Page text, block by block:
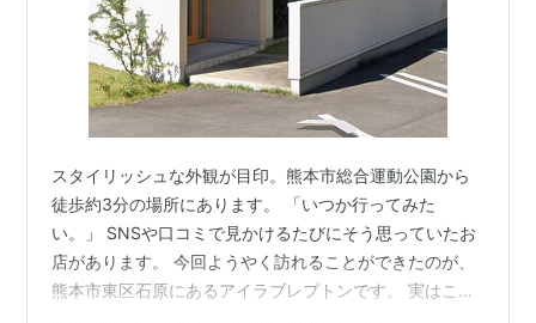
スタイリッシュな外観が目印。熊本市総合運動公園から
徒歩約3分の場所にあります。 「いつか行ってみた
い。」 SNSや口コミで見かけるたびにそう思っていたお
店があります。 今回ようやく訪れることができたのが、
熊本市東区石原にあるアイラブレプトンです。 実はこの